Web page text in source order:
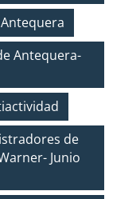
Antequera-
de
Junio